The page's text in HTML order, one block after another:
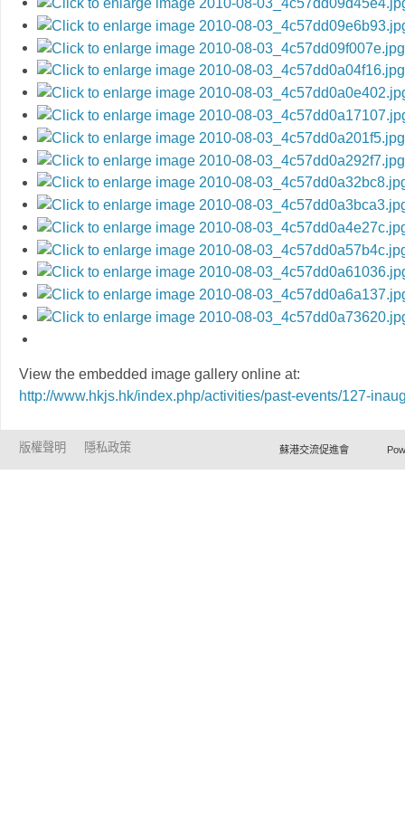
View the embedded image gallery online at:
http://www.hkjs.hk/index.php/activities/past-events/127-
版權聲明 隱私政策 蘇港交流促進會